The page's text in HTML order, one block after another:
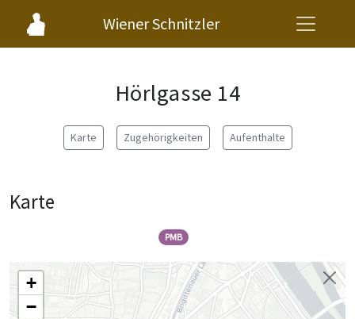
Wiener Schnitzler
Hörlgasse 14
Karte Zugehörigkeiten Aufenthalte
Karte
PMB
+
−